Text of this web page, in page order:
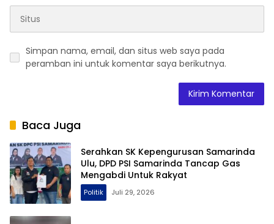
Simpan nama, email, dan situs web saya pada
peramban ini untuk komentar saya berikutnya.
Baca Juga
Serahkan SK Kepengurusan Samarinda
Ulu, DPD PSI Samarinda Tancap Gas
Mengabdi Untuk Rakyat
Politik Juli 29, 2026